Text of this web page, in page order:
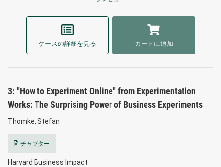
ケースの詳細を見る カートに追加
3: "How to Experiment Online" from Experimentation
Works: The Surprising Power of Business Experiments
Thomke, Stefan
チャプター
Harvard Business Impact